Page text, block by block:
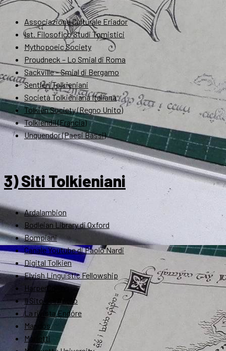
Associazione Culturale Eriador
Ist. Filosofico Studi Tomistici
Mythopoeic Society
Proudneck – Lo Smial di Roma
Sackville – Smial di Bergamo
Sentieri Tolkieniani
Società Tolkieniana Italiana
Tolkien Society (Regno Unito)
Tolkiendil (Francia)
Unquendor (Paesi Bassi)
3) Siti Tolkieniani
Ardalambion
Bodleian Library di Oxford
Bompiani
Canale Youtube di Paolo Nardi
Digital Tolkien
Elvish Linguistic Fellowship
HarperCollins
Il Sito dell'Anello
La rivista Endóre
Mandos
Marietti